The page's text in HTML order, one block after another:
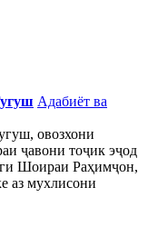
Адабиёт ва
овозхони
ҷавони тоҷик эҷод
Шоираи Раҳимҷон,
аз мухлисони